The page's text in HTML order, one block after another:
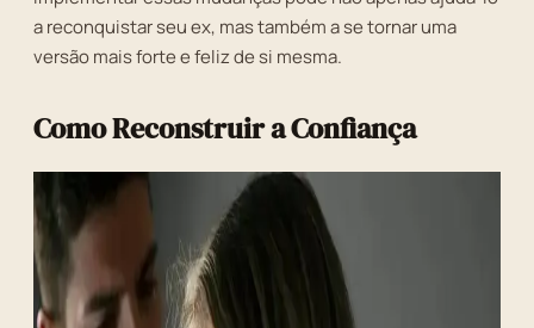
a reconquistar seu ex, mas também a se tornar uma
versão mais forte e feliz de si mesma.
Como Reconstruir a Confiança